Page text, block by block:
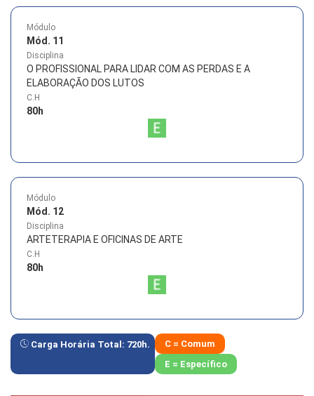
Módulo
Mód. 11
Disciplina
O PROFISSIONAL PARA LIDAR COM AS PERDAS E A
ELABORAÇÃO DOS LUTOS
C.H
80h
Módulo
Mód. 12
Disciplina
ARTETERAPIA E OFICINAS DE ARTE
C.H
80h
Carga Horária Total: 720h.
C = Comum
E = Específico